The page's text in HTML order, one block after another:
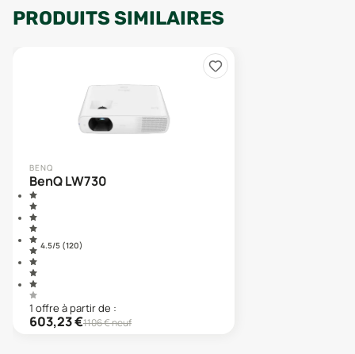
PRODUITS SIMILAIRES
BENQ
BenQ LW730
4.5/5 (120)
1 offre à partir de :
603,23€1106€ neuf